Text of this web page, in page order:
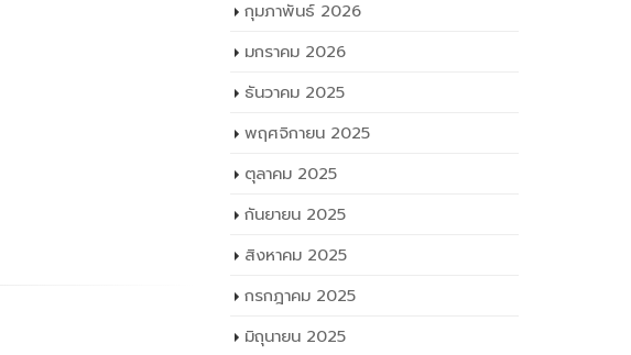
กุมภาพันธ์ 2026
มกราคม 2026
ธันวาคม 2025
พฤศจิกายน 2025
ตุลาคม 2025
กันยายน 2025
สิงหาคม 2025
กรกฎาคม 2025
มิถุนายน 2025